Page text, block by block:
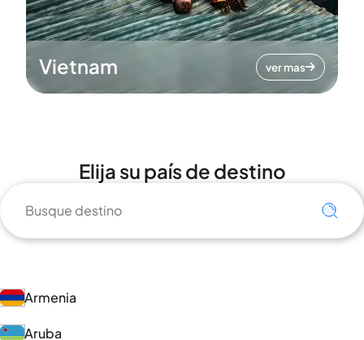
Vietnam ver mas
Elija su país de destino
Armenia
Aruba